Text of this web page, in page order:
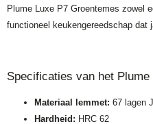
Plume Luxe P7 Groentemes zowel
functioneel keukengereedschap dat
Specificaties van het
Materiaal lemmet: 67 lagen
Hardheid: HRC 62